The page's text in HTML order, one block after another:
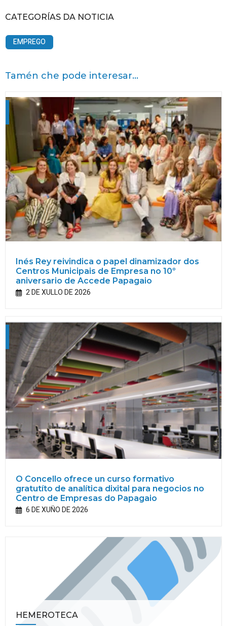
CATEGORÍAS DA NOTICIA
EMPREGO
Tamén che pode interesar...
Inés Rey reivindica o papel dinamizador dos
Centros Municipais de Empresa no 10º
aniversario de Accede Papagaio
2 DE XULLO DE 2026
O Concello ofrece un curso formativo
gratutíto de analítica dixital para negocios no
Centro de Empresas do Papagaio
6 DE XUÑO DE 2026
HEMEROTECA